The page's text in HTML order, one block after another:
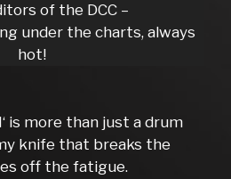
of the DCC –
under the charts, always
hot!
is more than just a drum
knife that breaks the
off the fatigue.